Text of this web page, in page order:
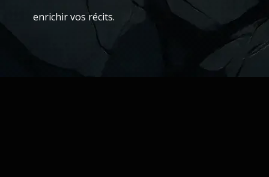
enrichir vos récits.